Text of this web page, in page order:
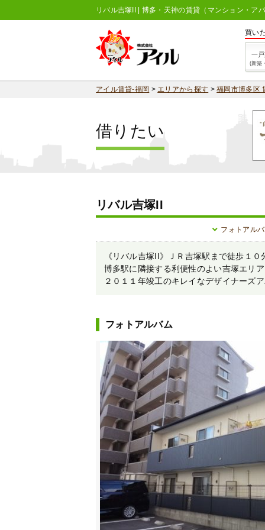
リバル吉塚II | 博多・天神の賃貸（マンション・ア
買い
一
(新築
アイル賃貸-福岡 >エリアから探す >福岡市博多区
借りたい
リバル吉塚II
フォトアル
《リバル吉塚II》ＪＲ吉塚駅まで徒歩１０
博多駅に隣接する利便性のよい吉塚エリ
２０１１年竣工のキレイなデザイナーズ
フォトアルバム